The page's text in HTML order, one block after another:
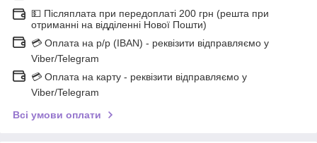
💵 Післяплата при передоплаті 200 грн (решта при
отриманні на відділенні Нової Пошти)
💳 Оплата на р/р (IBAN) - реквізити відправляємо у
Viber/Telegram
💳 Оплата на карту - реквізити відправляємо у
Viber/Telegram
Всі умови оплати